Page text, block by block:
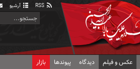
آرشیو
عکس و فیلم دیدگاه پیوندها بازار